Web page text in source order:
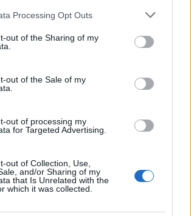
this website/app uses one or more Google
visit or usage behaviour. You may click to
to Google and its third-party tags to
below specified purposes in below Google
Processing Opt Outs
out of the Sharing of my
out of the Sale of my
out of processing my
for Targeted Advertising.
out of Collection, Use,
and/or Sharing of my
that Is Unrelated with the
which it was collected.
comprend les collèges et les lycées, voit
postes, tandis que le premier degré privé
et le second degré privé a une
justifiées par la diminution du nombre
qui devrait s’intensifier avec une
97 000 élèves à l’aube de l’année
le ministère.
ministre de l’éducation, a néanmoins
la présentation du budget que « des
encore survenir pendant le «
».